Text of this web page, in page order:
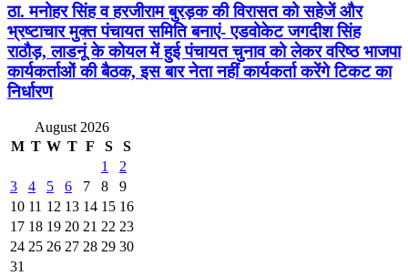
ठा. मनोहर सिंह व हरजीराम बुरड़क की विरासत को सहेजें और
भ्रष्टाचार मुक्त पंचायत समिति बनाएं- एडवोकेट जगदीश सिंह
राठौड़, लाडनूं के कोयल में हुई पंचायत चुनाव को लेकर वरिष्ठ भाजपा
कार्यकर्ताओं की बैठक, इस बार नेता नहीं कार्यकर्ता करेंगे टिकट का
निर्धारण
August 2026
M T W T F S
S
1
2
3
4 5 6 7 8
9
10 11 12 13 14 15 16
17 18 19 20 21 22 23
24 25 26 27 28 29 30
31